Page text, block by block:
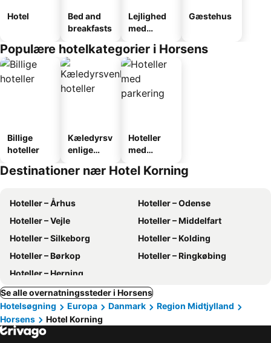
Hotel
Bed and
breakfasts
Lejlighed
med
Gæstehus
Populære hotelkategorier i Horsens
Billige
hoteller
Kæledyrsv
enlige
Hoteller
med
Destinationer nær Hotel Korning
Hoteller – Århus
Hoteller – Odense
Hoteller – Vejle
Hoteller – Middelfart
Hoteller – Silkeborg
Hoteller – Kolding
Hoteller – Børkop
Hoteller – Ringkøbing
Hoteller – Herning
Se alle overnatningssteder i Horsens
Hotelsøgning
Europa Danmark
Region Midtjylland
Horsens
Hotel Korning